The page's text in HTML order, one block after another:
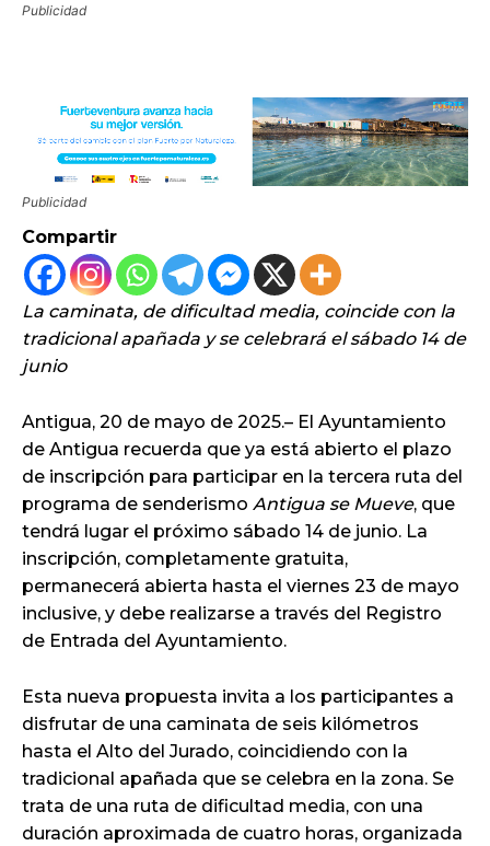
Publicidad
Publicidad
Compartir
La caminata, de dificultad media, coincide con la
tradicional apañada y se celebrará el sábado 14 de
junio
Antigua, 20 de mayo de 2025.– El Ayuntamiento
de Antigua recuerda que ya está abierto el plazo
de inscripción para participar en la tercera ruta del
programa de senderismo Antigua se Mueve, que
tendrá lugar el próximo sábado 14 de junio. La
inscripción, completamente gratuita,
permanecerá abierta hasta el viernes 23 de mayo
inclusive, y debe realizarse a través del Registro
de Entrada del Ayuntamiento.
Esta nueva propuesta invita a los participantes a
disfrutar de una caminata de seis kilómetros
hasta el Alto del Jurado, coincidiendo con la
tradicional apañada que se celebra en la zona. Se
trata de una ruta de dificultad media, con una
duración aproximada de cuatro horas, organizada